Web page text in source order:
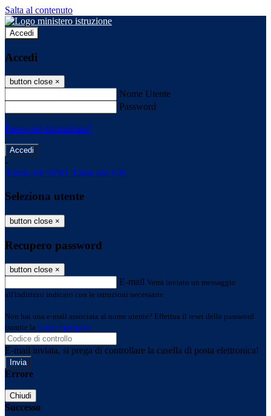
Salta al contenuto
Accedi
Accedi
button close ×
Nome Utente
Password
Password dimenticata?
-
Entra con SPID Entra con CIE
Seleziona utente
button close ×
Recupero password
button close ×
E-mail Verrà inviato un messaggio
all'indirizzo indicato con le istruzioni necessarie.
Non hai una e-mail associata al nome utente? Effettua il reset della password
tramite la Login Spaggiari
E-mail inviata, si prega di controllare la casella di posta elettronica!
Errore
Chiudi
Successo